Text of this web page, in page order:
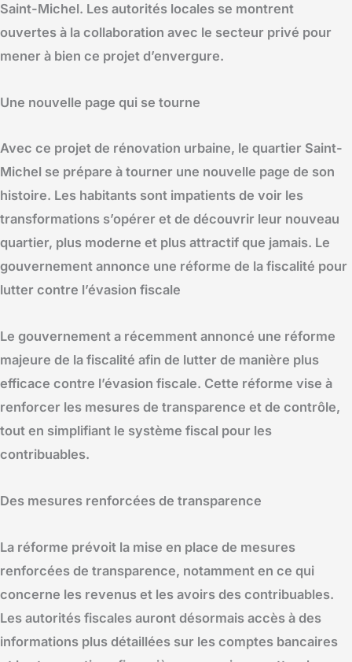
Saint-Michel. Les autorités locales se montrent
ouvertes à la collaboration avec le secteur privé pour
mener à bien ce projet d’envergure.
Une nouvelle page qui se tourne
Avec ce projet de rénovation urbaine, le quartier Saint-
Michel se prépare à tourner une nouvelle page de son
histoire. Les habitants sont impatients de voir les
transformations s’opérer et de découvrir leur nouveau
quartier, plus moderne et plus attractif que jamais. Le
gouvernement annonce une réforme de la fiscalité pour
lutter contre l’évasion fiscale
Le gouvernement a récemment annoncé une réforme
majeure de la fiscalité afin de lutter de manière plus
efficace contre l’évasion fiscale. Cette réforme vise à
renforcer les mesures de transparence et de contrôle,
tout en simplifiant le système fiscal pour les
contribuables.
Des mesures renforcées de transparence
La réforme prévoit la mise en place de mesures
renforcées de transparence, notamment en ce qui
concerne les revenus et les avoirs des contribuables.
Les autorités fiscales auront désormais accès à des
informations plus détaillées sur les comptes bancaires